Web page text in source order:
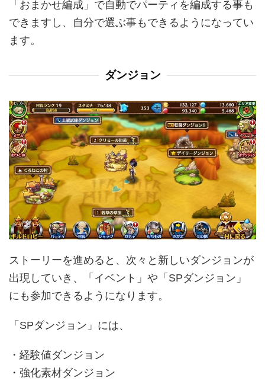
「おまかせ編成」で自動でパーティを編成する事も
できますし、自分で選ぶ事もできるようになってい
ます。
ダンジョン
ストーリーを進めると、次々と新しいダンジョンが
出現していき、「イベント」や「SPダンジョン」
にも参加できるようになります。
「SPダンジョン」には、
・経験値ダンジョン
・強化素材ダンジョン